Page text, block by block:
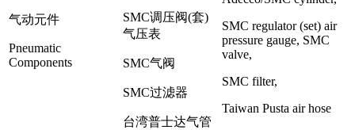
气动元件
Pneumatic
Components
SMC调压阀(套)
气压表
SMC气阀
SMC过滤器
台湾普士达气管
SMC regulator (set) air
pressure gauge, SMC
valve,
SMC filter,
Taiwan Pusta air hose